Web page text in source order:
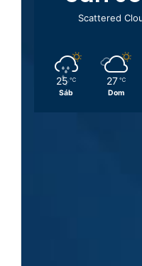
Scattered
25 ℃
Sáb
27 ℃
Dom